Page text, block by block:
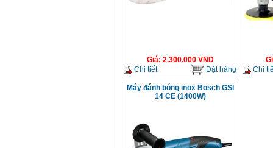
Giá: 2.300.000VND
Chi tiết
Đặt hàng
Chi
Máy đánh bóng inox Bosch GSI
14 CE (1400W)